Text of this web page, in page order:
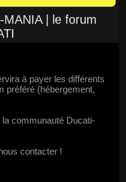
MANIA | le forum
à payer les différents
préféré (hébergement,
communauté Ducati-
contacter !